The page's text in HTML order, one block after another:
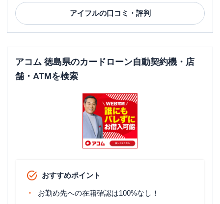
アイフルの口コミ・評判
アコム 徳島県のカードローン自動契約機・店
舗・ATMを検索
おすすめポイント
お勤め先への在籍確認は100%なし！